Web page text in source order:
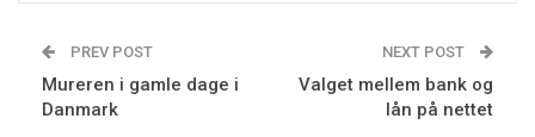
PREV POST
Mureren i gamle dage i
Danmark
NEXT POST
Valget mellem bank og
lån på nettet